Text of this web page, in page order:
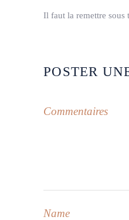
Il faut la remettre
POSTER